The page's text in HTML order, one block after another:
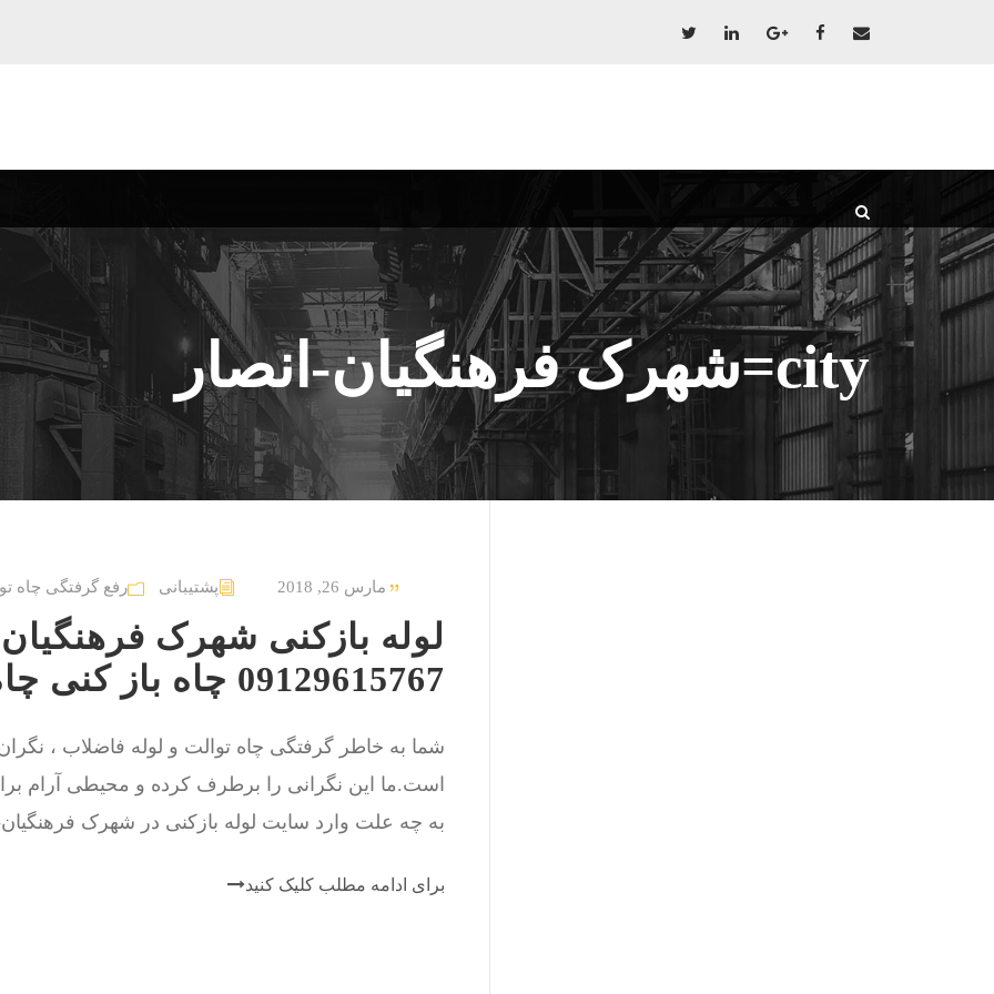
city=شهرک فرهنگیان-انصار
مارس 26, 2018 پشتیبانی رفع گرفتگی چاه
لوله بازکنی شهرک
09129615767 چاه باز کنی چاه بازکن
شما به خاطر گرفتگی چاه توالت و لوله فاضلاب ،
است.ما این نگرانی را برطرف کرده و محیطی آرام
به چه علت وارد سایت لوله بازکنی در شهرک
برای ادامه مطلب کلیک کنید